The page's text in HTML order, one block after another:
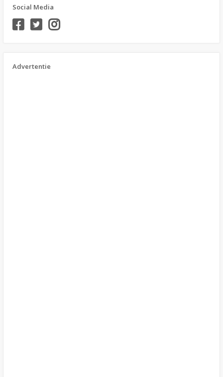
Social Media
Advertentie